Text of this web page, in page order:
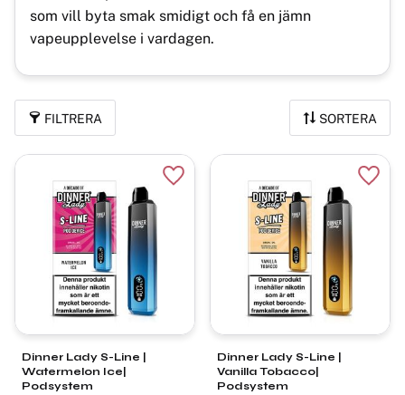
som vill byta smak smidigt och få en jämn
vapeupplevelse i vardagen.
FILTRERA SORTERA
Dinner Lady S-Line |
Watermelon Ice|
Podsystem
Lägg till i favoriter
Dinner Lady S-Line |
Vanilla Tobacco|
Podsystem